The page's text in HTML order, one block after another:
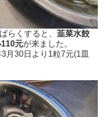
らくすると、 韮菜水餃
元が来ました。
30日より1粒7元(1皿